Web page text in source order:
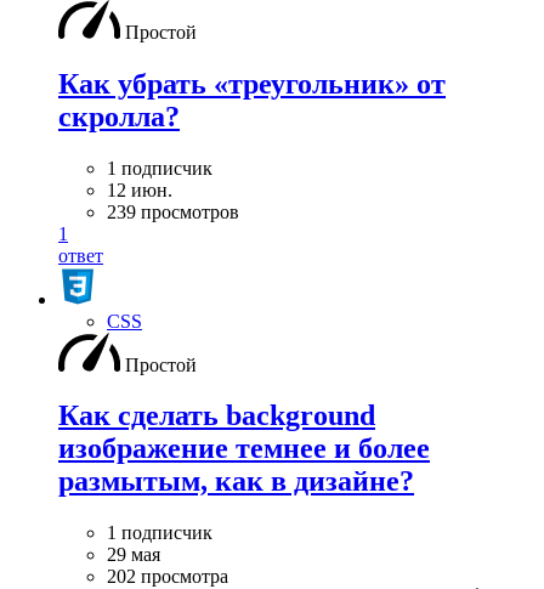
Простой
Как убрать «треугольник» от
скролла?
1 подписчик
12 июн.
239 просмотров
1
ответ
CSS
Простой
Как сделать background
изображение темнее и более
размытым, как в дизайне?
1 подписчик
29 мая
202 просмотра